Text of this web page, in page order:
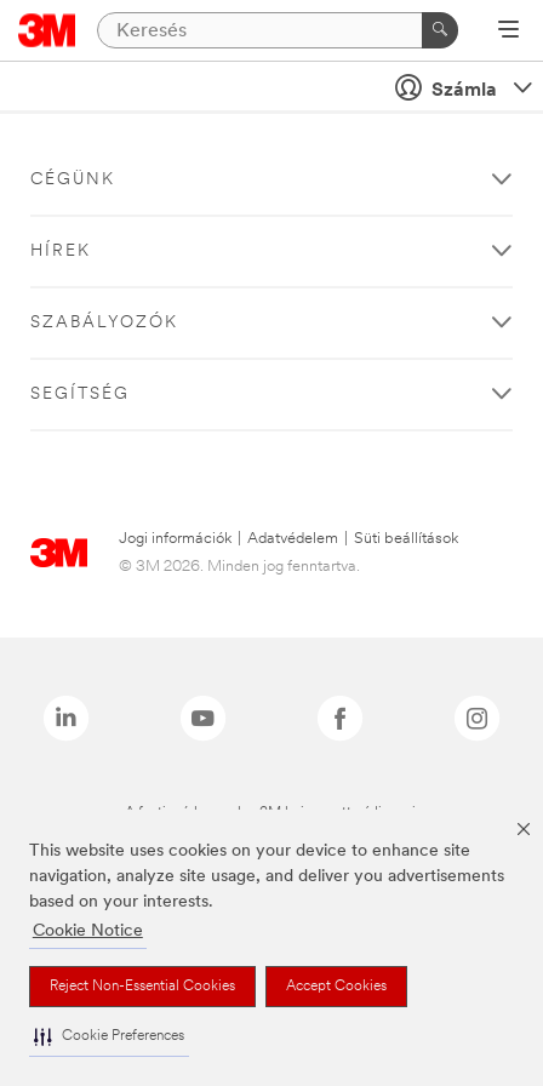
This website uses cookies on your device to enhance site
navigation, analyze site usage, and deliver you advertisements
based on your interests.
Cookie Notice
Reject Non-Essential Cookies Accept Cookies
Cookie Preferences
Számla
CÉGÜNK
HÍREK
SZABÁLYOZÓK
SEGÍTSÉG
Jogi információk Adatvédelem
Süti beállítások
© 3M 2026. Minden jog fenntartva.
A fenti márkanevek a 3M bejegyzett védjegyei.